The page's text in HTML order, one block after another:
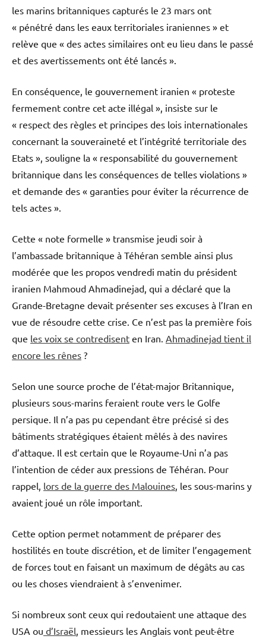
les marins britanniques capturés le 23 mars ont
« pénétré dans les eaux territoriales iraniennes » et
relève que « des actes similaires ont eu lieu dans le passé
et des avertissements ont été lancés ».
En conséquence, le gouvernement iranien « proteste
fermement contre cet acte illégal », insiste sur le
« respect des règles et principes des lois internationales
concernant la souveraineté et l’intégrité territoriale des
Etats », souligne la « responsabilité du gouvernement
britannique dans les conséquences de telles violations »
et demande des « garanties pour éviter la récurrence de
tels actes ».
Cette « note formelle » transmise jeudi soir à
l’ambassade britannique à Téhéran semble ainsi plus
modérée que les propos vendredi matin du président
iranien Mahmoud Ahmadinejad, qui a déclaré que la
Grande-Bretagne devait présenter ses excuses à l’Iran en
vue de résoudre cette crise. Ce n’est pas la première fois
que les voix se contredisent en Iran. Ahmadinejad tient il
encore les rênes ?
Selon une source proche de l’état-major Britannique,
plusieurs sous-marins feraient route vers le Golfe
persique. Il n’a pas pu cependant être précisé si des
bâtiments stratégiques étaient mêlés à des navires
d’attaque. Il est certain que le Royaume-Uni n’a pas
l’intention de céder aux pressions de Téhéran. Pour
rappel, lors de la guerre des Malouines , les sous-marins y
avaient joué un rôle important.
Cette option permet notamment de préparer des
hostilités en toute discrétion, et de limiter l’engagement
de forces tout en faisant un maximum de dégâts au cas
ou les choses viendraient à s’envenimer.
Si nombreux sont ceux qui redoutaient une attaque des
USA ou d’Israël , messieurs les Anglais vont peut-être